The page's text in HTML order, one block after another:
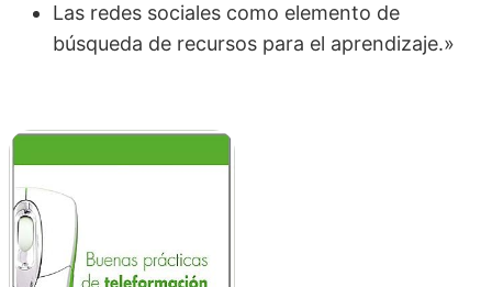
Las redes sociales como elemento de
búsqueda de recursos para el aprendizaje.»